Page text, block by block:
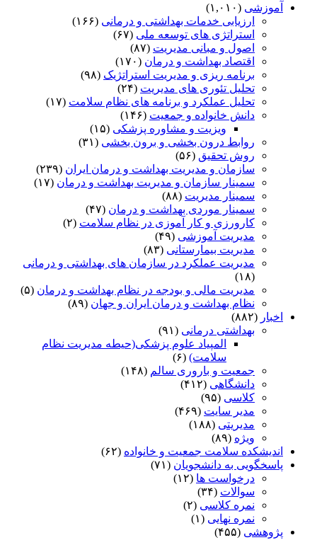
آموزشی (۱,۰۱۰)
ارزیابی خدمات بهداشتی و درمانی (۱۶۶)
استراتژی های توسعه ملی (۶۷)
اصول و مبانی مدیریت (۸۷)
اقتصاد بهداشت و درمان (۱۷۰)
برنامه ریزی و مدیریت استراتژیک (۹۸)
تحلیل تئوری های مدیریت (۲۴)
تحلیل عملکرد و برنامه های نظام سلامت (۱۷)
دانش خانواده و جمعیت (۱۴۶)
ویزیت و مشاوره پزشکی (۱۵)
روابط درون بخشی و برون بخشی (۳۱)
روش تحقیق (۵۶)
سازمان و مدیریت بهداشت و درمان ایران (۲۳۹)
سمینار سازمان و مدیریت بهداشت و درمان (۱۷)
سمینار مدیریت (۸۸)
سمینار موردی بهداشت و درمان (۴۷)
کارورزی و کار آموزی در نظام سلامت (۲)
مدیریت آموزشی (۴۹)
مدیریت بیمارستانی (۸۳)
مدیریت عملکرد در سازمان های بهداشتی و درمانی
(۱۸)
مدیریت مالی و بودجه در نظام بهداشت و درمان (۵)
نظام بهداشت و درمان ایران و جهان (۸۹)
اخبار (۸۸۲)
بهداشتی درمانی (۹۱)
المپیاد علوم پزشکی(حیطه مدیریت نظام
سلامت) (۶)
جمعیت و باروری سالم (۱۴۸)
دانشگاهی (۴۱۲)
کلاسی (۹۵)
مدیر سایت (۴۶۹)
مدیریتی (۱۸۸)
ویژه (۸۹)
اندیشکده سلامت جمعیت و خانواده (۶۲)
پاسخگویی به دانشجویان (۷۱)
درخواست ها (۱۲)
سوالات (۳۴)
نمره کلاسی (۲)
نمره نهایی (۱)
پژوهشی (۴۵۵)